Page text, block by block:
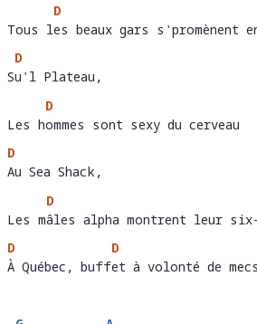
Tous l
D
e
Tous les beaux gars s'promènent
S
D
u'l Plateau,
Su'l Plateau,
Les h
D
o
Les hommes sont sexy du cerveau
D
Au Sea Shack
Au Sea Shack,
Les m
D
â
Les mâles alpha montrent leur
D
À Québec, buff
D
e
À Québec, buffet à volonté de